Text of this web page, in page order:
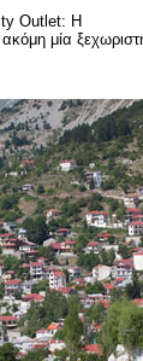
Outlet: Η
ακόμη μία